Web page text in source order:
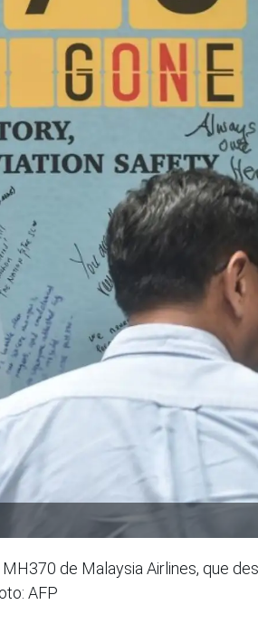
de Malaysia Airlines, que
AFP